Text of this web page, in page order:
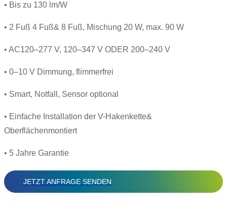
• Bis zu 130 lm/W
• 2 Fuß 4 Fuß& 8 Fuß, Mischung 20 W, max. 90 W
• AC120–277 V, 120–347 V ODER 200–240 V
• 0–10 V Dimmung, flimmerfrei
• Smart, Notfall, Sensor optional
• Einfache Installation der V-Hakenkette&
Oberflächenmontiert
• 5 Jahre Garantie
JETZT ANFRAGE SENDEN